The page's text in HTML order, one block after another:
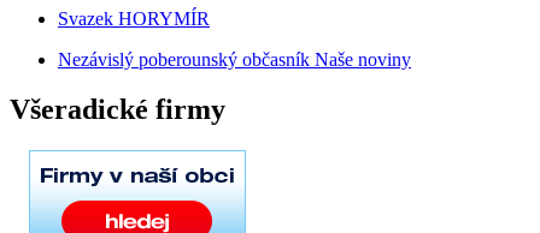
Svazek HORYMÍR
Nezávislý poberounský občasník Naše noviny
Všeradické firmy